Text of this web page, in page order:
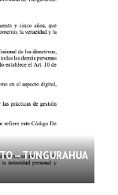
– TUNGURAHUA